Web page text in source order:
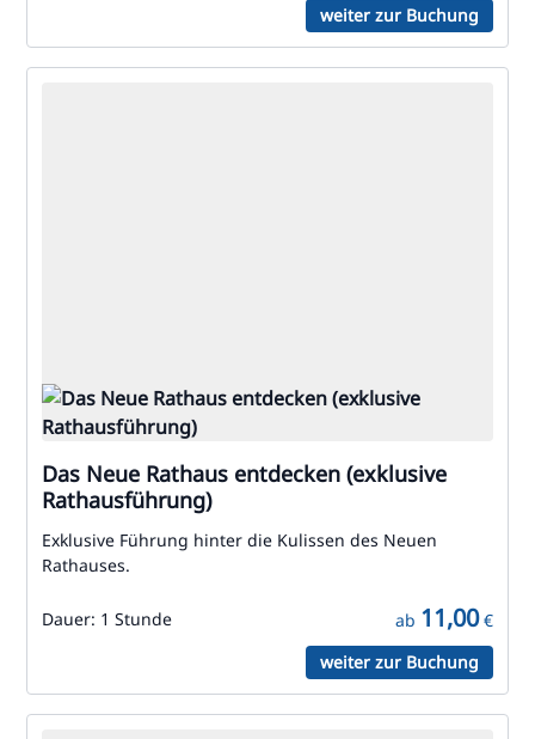
weiter zur Buchung
Das Neue Rathaus entdecken (exklusive
Rathausführung)
Exklusive Führung hinter die Kulissen des Neuen
Rathauses.
Dauer: 1 Stunde ab 11,00€
weiter zur Buchung